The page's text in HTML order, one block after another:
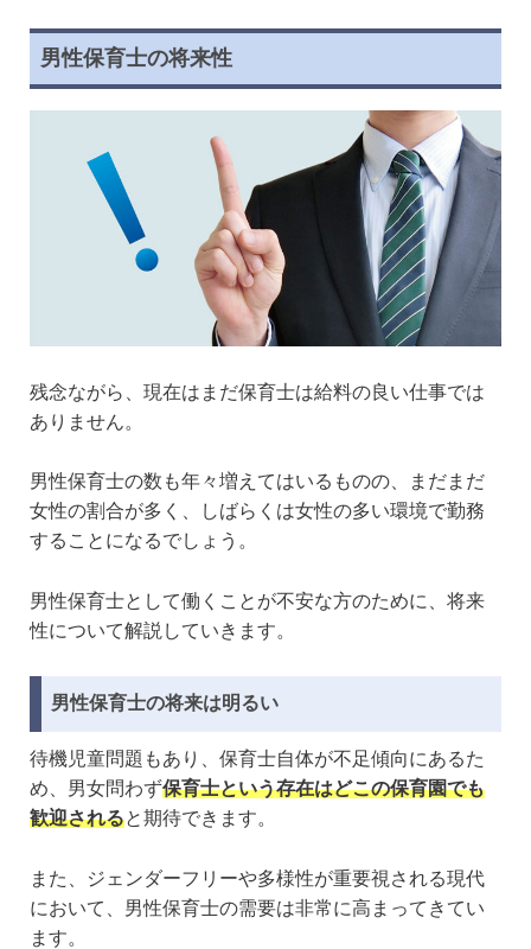
男性保育士の将来性
残念ながら、現在はまだ保育士は給料の良い仕事では
ありません。
男性保育士の数も年々増えてはいるものの、まだまだ
女性の割合が多く、しばらくは女性の多い環境で勤務
することになるでしょう。
男性保育士として働くことが不安な方のために、将来
性について解説していきます。
男性保育士の将来は明るい
待機児童問題もあり、保育士自体が不足傾向にあるた
め、男女問わず保育士という存在はどこの保育園でも
歓迎されると期待できます。
また、ジェンダーフリーや多様性が重要視される現代
において、男性保育士の需要は非常に高まってきてい
ます。